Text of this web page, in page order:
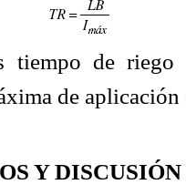
tiempo de
de aplicación
Y DISCUSIÓN